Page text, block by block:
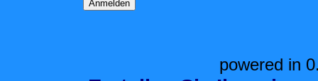
powered in